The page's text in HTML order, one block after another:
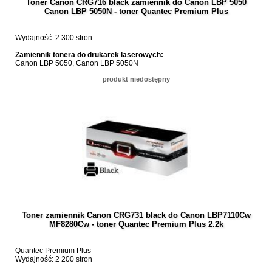
Toner Canon CRG716 black zamiennik do Canon LBP 5050
Canon LBP 5050N - toner Quantec Premium Plus
Wydajność: 2 300 stron
Zamiennik tonera do drukarek laserowych:
Canon LBP 5050, Canon LBP 5050N
produkt niedostępny
Toner zamiennik Canon CRG731 black do Canon LBP7110Cw
MF8280Cw - toner Quantec Premium Plus 2.2k
Quantec Premium Plus
Wydajność: 2 200 stron